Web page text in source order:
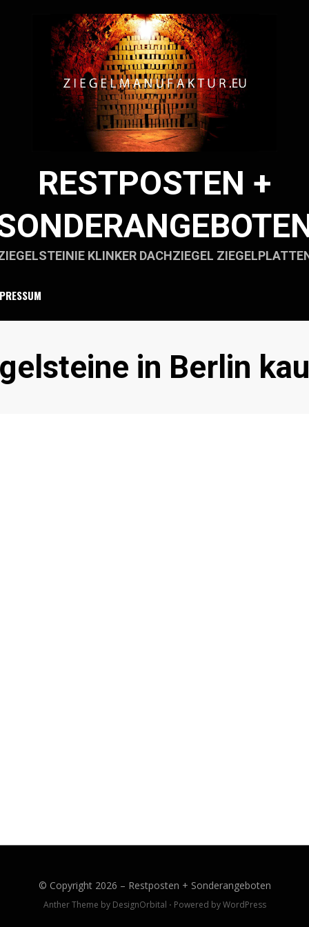
RESTPOSTEN +
KLINKER DACHZIEGEL
in Berlin
© Copyright 2026 – Restposten + Sonderangeboten
Anther Theme by DesignOrbital ⋅ Powered byWordPress